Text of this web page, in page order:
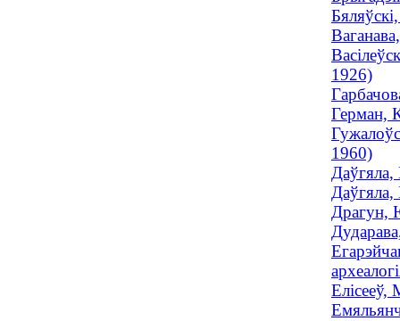
1926)
Герман,
1960)
Даўгяла,
Даўгяла,
Драгун,
Елісееў,